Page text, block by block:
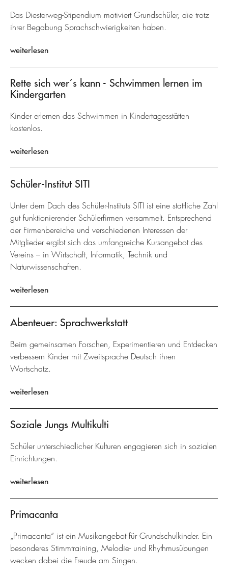
Das Diesterweg-Stipendium motiviert Grundschüler, die trotz
ihrer Begabung Sprachschwierigkeiten haben.
weiterlesen
Rette sich wer´s kann - Schwimmen lernen im
Kindergarten
Kinder erlernen das Schwimmen in Kindertagesstätten
kostenlos.
weiterlesen
Schüler-Institut SITI
Unter dem Dach des Schüler-Instituts SITI ist eine stattliche Zahl
gut funktionierender Schülerfirmen versammelt. Entsprechend
der Firmenbereiche und verschiedenen Interessen der
Mitglieder ergibt sich das umfangreiche Kursangebot des
Vereins – in Wirtschaft, Informatik, Technik und
Naturwissenschaften.
weiterlesen
Abenteuer: Sprachwerkstatt
Beim gemeinsamen Forschen, Experimentieren und Entdecken
verbessern Kinder mit Zweitsprache Deutsch ihren
Wortschatz.
weiterlesen
Soziale Jungs Multikulti
Schüler unterschiedlicher Kulturen engagieren sich in sozialen
Einrichtungen.
weiterlesen
Primacanta
„Primacanta“ ist ein Musikangebot für Grundschulkinder. Ein
besonderes Stimmtraining, Melodie- und Rhythmusübungen
wecken dabei die Freude am Singen.